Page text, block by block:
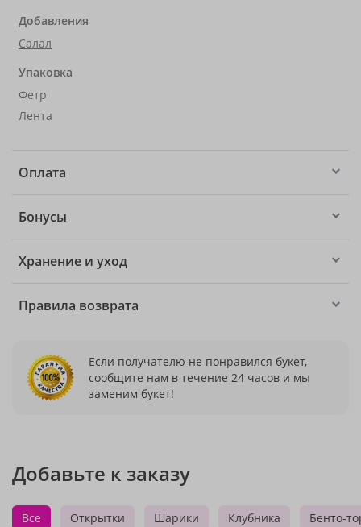
Добавления
Салал
Упаковка
Фетр
Лента
Оплата
Бонусы
Хранение и уход
Правила возврата
Если получателю не понравился букет,
сообщите нам в течение 24 часов и мы
заменим букет!
Добавьте к заказу
Все Открытки Шарики Клубника Бенто-